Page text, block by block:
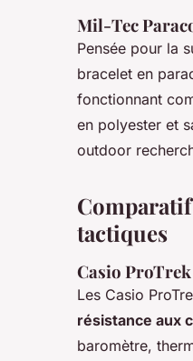
Mil-Tec
Pensée pour la
bracelet en
fonctionnant
en polyester et
outdoor
tactiques
Casio
Les Casio
résistance aux
baromètre,